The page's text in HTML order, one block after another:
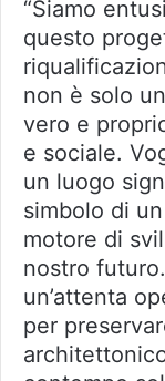
“Siamo
questo
non è solo
vero e
e sociale.
un luogo
simbolo di
motore di
nostro
un’attenta
per